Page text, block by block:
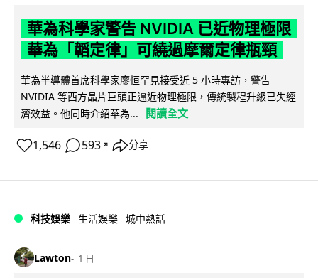
華為科學家警告 NVIDIA 已近物理極限
華為「韜定律」可繞過摩爾定律瓶頸
華為半導體首席科學家廖恒罕見接受近 5 小時專訪，警告
NVIDIA 等西方晶片巨頭正逼近物理極限，傳統製程升級已失經
濟效益。他同時介紹華為...
閱讀全文
1,546 593 ↗ 分享
科技娛樂 生活娛樂 城中熱話
Lawton 1 日